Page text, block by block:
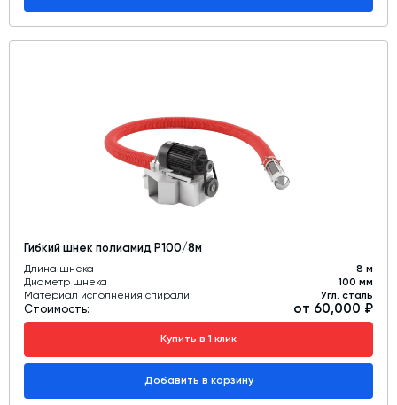
Гибкий шнек полиамид Р100/8м
Длина шнека
8 м
Диаметр шнека
100 мм
Материал исполнения спирали
Угл. сталь
Стоимость: от 60,000 ₽
Купить в 1 клик
Добавить в корзину